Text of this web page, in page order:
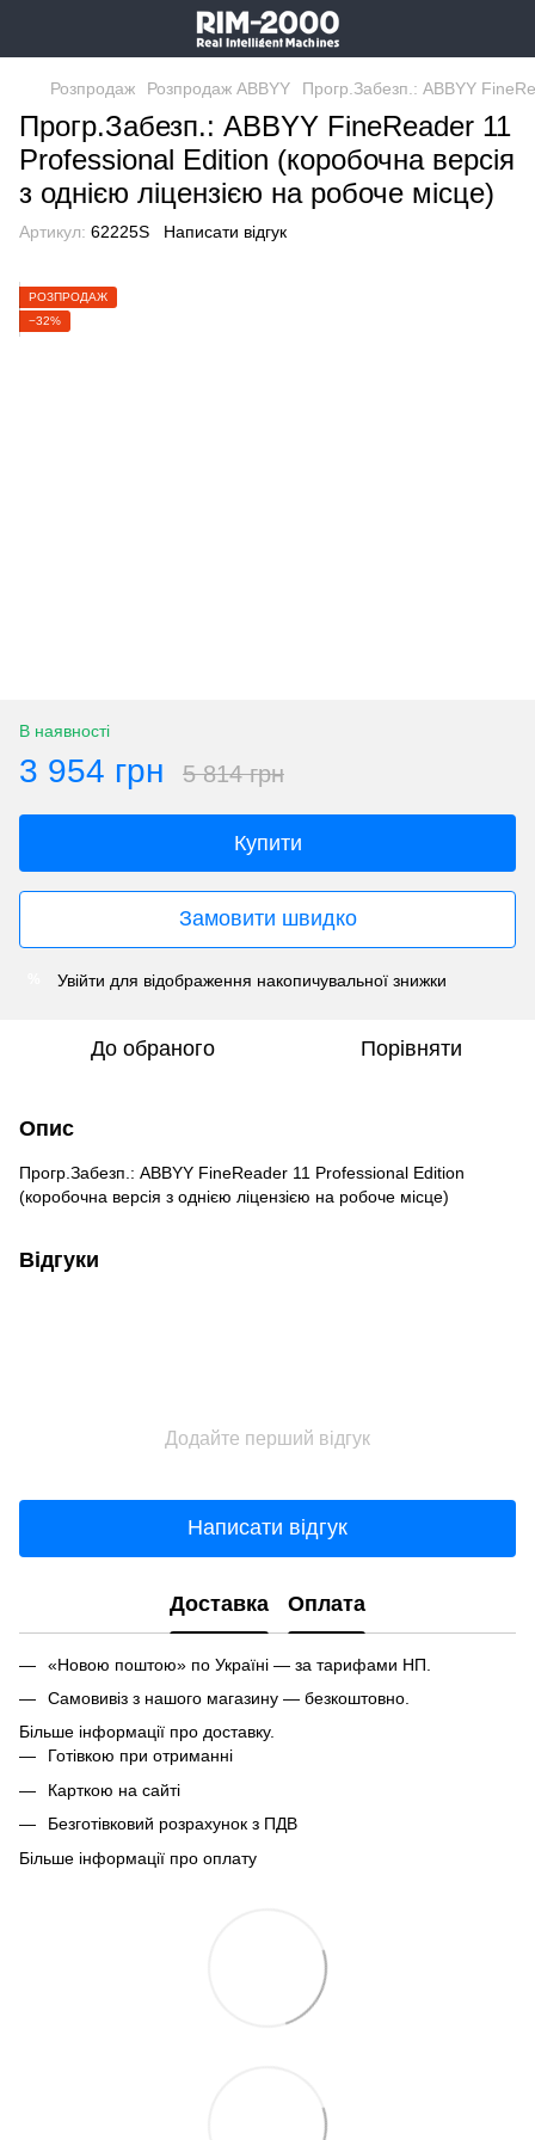
Розпродаж Розпродаж ABBYY Прогр.Забезп.: ABBYY
Прогр.Забезп.: ABBYY FineReader 11
Professional Edition (коробочна версія
з однією ліцензією на робоче місце)
Артикул: 62225S Написати відгук
РОЗПРОДАЖ
−32%
В наявності
3 954 грн 5 814 грн
Купити
Замовити швидко
Увійти для відображення накопичувальної знижки
До обраного Порівняти
Опис
Прогр.Забезп.: ABBYY FineReader 11 Professional Edition
(коробочна версія з однією ліцензією на робоче місце)
Відгуки
Додайте перший відгук
Написати відгук
Доставка Оплата
«Новою поштою» по Україні — за тарифами НП.
Самовивіз з нашого магазину — безкоштовно.
Більше інформації про доставку.
Готівкою при отриманні
Карткою на сайті
Безготівковий розрахунок з ПДВ
Більше інформації про оплату